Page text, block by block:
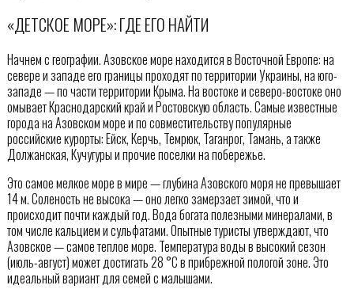
«ДЕТСКОЕ МОРЕ»: ГДЕ ЕГО НАЙТИ
Начнем с географии. Азовское море находится в Восточной Европе: на
севере и западе его границы проходят по территории Украины, на юго-
западе — по части территории Крыма. На востоке и северо-востоке оно
омывает Краснодарский край и Ростовскую область. Самые известные
города на Азовском море и по совместительству популярные
российские курорты: Ейск, Керчь, Темрюк, Таганрог, Тамань, а также
Должанская, Кучугуры и прочие поселки на побережье.
Это самое мелкое море в мире — глубина Азовского моря не превышает
14 м. Соленость не высока — оно легко замерзает зимой, что и
происходит почти каждый год. Вода богата полезными минералами, в
том числе кальцием и сульфатами. Опытные туристы утверждают, что
Азовское — самое теплое море. Температура воды в высокий сезон
(июль-август) может достигать 28 °C в прибрежной пологой зоне. Это
идеальный вариант для семей с малышами.